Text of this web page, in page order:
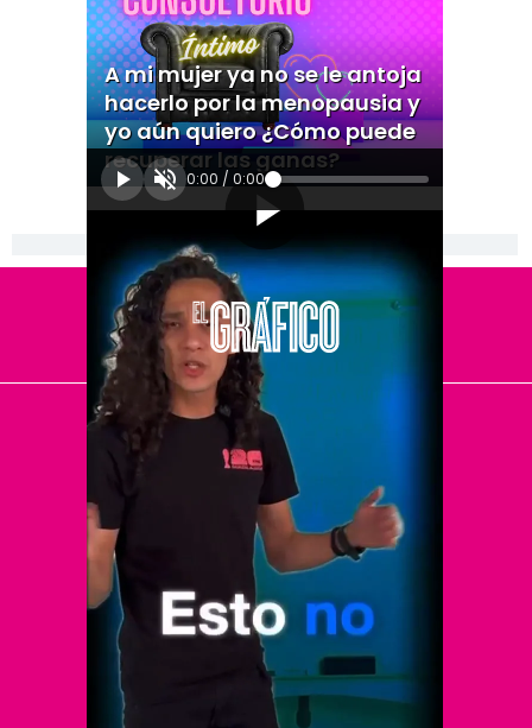
A mi mujer ya no se le antoja
hacerlo por la menopausia y
yo aún quiero ¿Cómo puede
recuperar las ganas?
0:00 / 0:00
[Publicidad]
El Universal
Vive USA
Clase
De 10 sports
DeDinero
Confabulario